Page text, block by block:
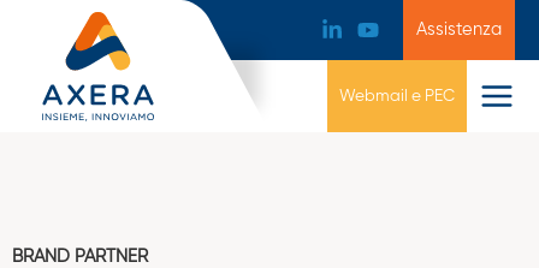
Assistenza
Webmail e PEC
BRAND PARTNER